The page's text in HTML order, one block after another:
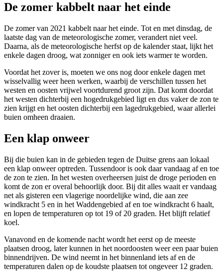
De zomer kabbelt naar het einde
De zomer van 2021 kabbelt naar het einde. Tot en met dinsdag, de
laatste dag van de meteorologische zomer, verandert niet veel.
Daarna, als de meteorologische herfst op de kalender staat, lijkt het
enkele dagen droog, wat zonniger en ook iets warmer te worden.
Voordat het zover is, moeten we ons nog door enkele dagen met
wisselvallig weer heen werken, waarbij de verschillen tussen het
westen en oosten vrijwel voortdurend groot zijn. Dat komt doordat
het westen dichterbij een hogedrukgebied ligt en dus vaker de zon te
zien krijgt en het oosten dichterbij een lagedrukgebied, waar allerlei
buien omheen draaien.
Een klap onweer
Bij die buien kan in de gebieden tegen de Duitse grens aan lokaal
een klap onweer optreden. Tussendoor is ook daar vandaag af en toe
de zon te zien. In het westen overheersen juist de droge perioden en
komt de zon er overal behoorlijk door. Bij dit alles waait er vandaag
net als gisteren een vlagerige noordelijke wind, die aan zee
windkracht 5 en in het Waddengebied af en toe windkracht 6 haalt,
en lopen de temperaturen op tot 19 of 20 graden. Het blijft relatief
koel.
Vanavond en de komende nacht wordt het eerst op de meeste
plaatsen droog, later kunnen in het noordoosten weer een paar buien
binnendrijven. De wind neemt in het binnenland iets af en de
temperaturen dalen op de koudste plaatsen tot ongeveer 12 graden.